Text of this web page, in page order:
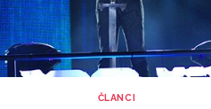
ČLANCI